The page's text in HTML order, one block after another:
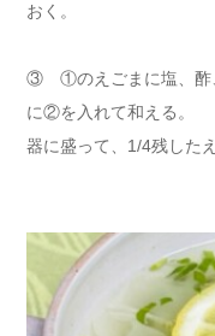
おく。
③ ①のえごまに塩、酢
に②を入れて和える。
器に盛って、1/4残した